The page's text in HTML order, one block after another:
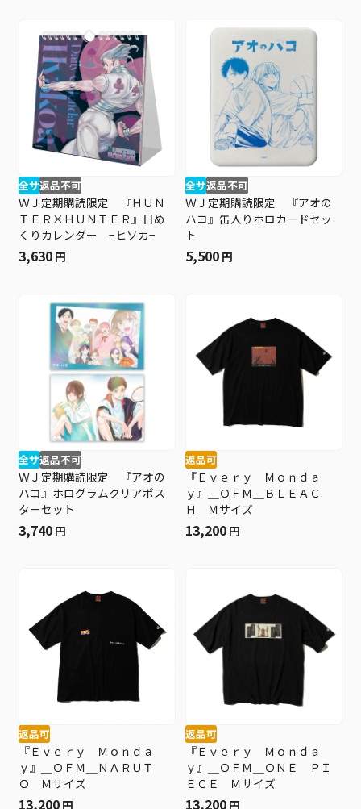
全サ返品不可
ＷＪ定期購読限定 『ＨＵＮ
ＴＥＲ×ＨＵＮＴＥＲ』日め
くりカレンダー −ヒソカ−
3,630 円
全サ返品不可
ＷＪ定期購読限定 『アオの
ハコ』缶入りホロカードセッ
ト
5,500 円
全サ返品不可
ＷＪ定期購読限定 『アオの
ハコ』ホログラムクリアポス
ターセット
3,740 円
返品可
『Ｅｖｅｒｙ Ｍｏｎｄａ
ｙ』＿ＯＦＭ＿ＢＬＥＡＣ
Ｈ Ｍサイズ
13,200 円
返品可
『Ｅｖｅｒｙ Ｍｏｎｄａ
ｙ』＿ＯＦＭ＿ＮＡＲＵＴ
Ｏ Ｍサイズ
13,200 円
返品可
『Ｅｖｅｒｙ Ｍｏｎｄａ
ｙ』＿ＯＦＭ＿ＯＮＥ ＰＩ
ＥＣＥ Ｍサイズ
13,200 円